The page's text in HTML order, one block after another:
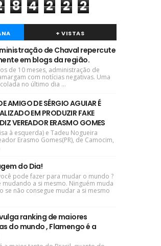
8 4 2 2 2
+ VISTAS
de Chaval repercute
em blogs da região.
de 10 meses, administração de
com notícias negativas. Uma
no último dia ...
AMIGO DE SÉRGIO AGUIAR É
EM PRODUZIR FAKE
VEREADOR ERASMO GOMES
à esquerda) e Tadeu Nogueira
Erasmo Gomes(PR), de Camocim,
do Dia!
pode fazer para mudar o mundo ?
mudando a si mesmo. Ninguém muda
se não consegue mudar a si mesmo
ranking de maiores
do mundo , Flamengo é a